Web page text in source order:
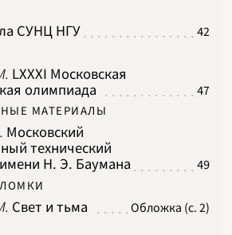
СУНЦ НГУ 42
LXXXI Московская
олимпиада
47
МАТЕРИАЛЫ
Московский
технический
Н. Э. Баумана
49
Свет и тьма Обложка (с. 2)